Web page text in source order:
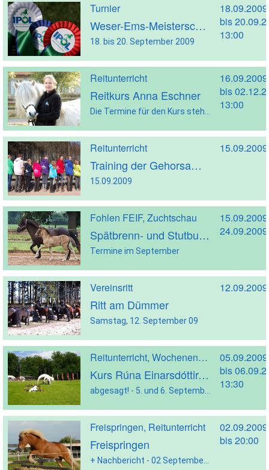
Turnier
Weser-Ems-Meisterschaften 09
18. bis 20. September 2009
bis
13:00
Reitunterricht
Reitkurs Anna Eschner
bis
13:00
Reitunterricht
Training der Gehorsamsprüfungen
15.09.2009
Fohlen FEIF, Zuchtschau
Spätbrenn- und Stutbuchaufnahmetermine 2009
Termine im September
24.09.2009
Vereinsritt
Ritt am Dümmer
Samstag, 12. September 09
12.09.2009
Reitunterricht, Wochenendreitkurs
Kurs Rúna Einarsdóttir-Zingsheim
bis
13:30
Freispringen, Reitunterricht
Freispringen
bis 20:00